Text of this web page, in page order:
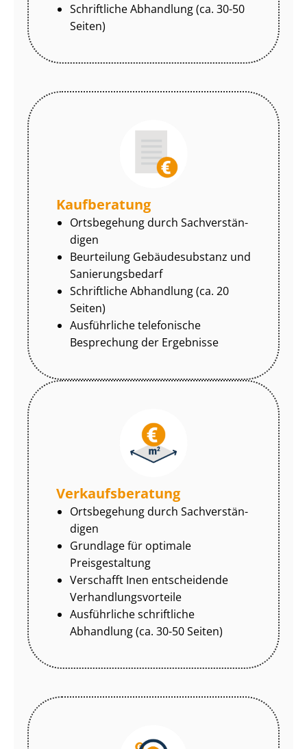
Schriftliche Abhandlung (ca. 30-50
Seiten)
Kaufberatung
Ortsbegehung durch Sach­ver­stän­
di­gen
Beurteilung Gebäudesubstanz und
Sa­nie­rungs­be­darf
Schriftliche Abhandlung (ca. 20
Seiten)
Ausführliche telefonische
Besprechung der Ergebnisse
Ver­kaufs­be­ra­tung
Ortsbegehung durch Sach­ver­stän­
di­gen
Grundlage für optimale
Preisgestaltung
Verschafft Inen entscheidende
Ver­hand­lungs­vor­tei­le
Ausführliche schriftliche
Abhandlung (ca. 30-50 Seiten)